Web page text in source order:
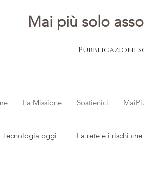
Mai più solo
Pubblicazioni
La Missione Sostienici
Tecnologia oggi La rete e i rischi che